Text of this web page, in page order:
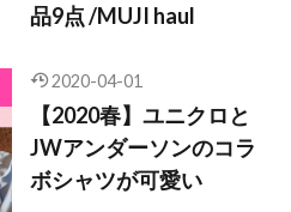
品9点 /MUJI haul
2020-04-01
【2020春】ユニクロと
JWアンダーソンのコラ
ボシャツが可愛い